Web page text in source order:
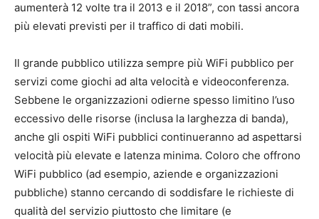
aumenterà 12 volte tra il 2013 e il 2018”, con tassi ancora
più elevati previsti per il traffico di dati mobili.
Il grande pubblico utilizza sempre più WiFi pubblico per
servizi come giochi ad alta velocità e videoconferenza.
Sebbene le organizzazioni odierne spesso limitino l’uso
eccessivo delle risorse (inclusa la larghezza di banda),
anche gli ospiti WiFi pubblici continueranno ad aspettarsi
velocità più elevate e latenza minima. Coloro che offrono
WiFi pubblico (ad esempio, aziende e organizzazioni
pubbliche) stanno cercando di soddisfare le richieste di
qualità del servizio piuttosto che limitare (e